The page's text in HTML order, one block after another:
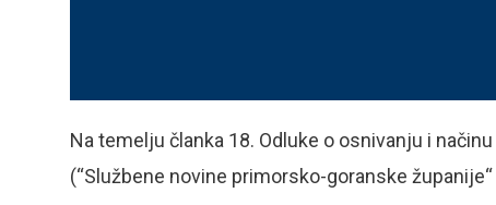
Na temelju članka 18. Odluke o osnivanju i
(“Službene novine primorsko-goranske